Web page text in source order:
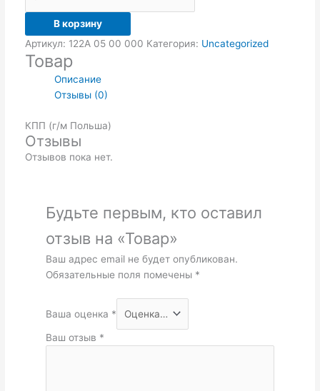
В корзину
Артикул: 122А 05 00 000 Категория: Uncategorized
Товар
Описание
Отзывы (0)
КПП (г/м Польша)
Отзывы
Отзывов пока нет.
Будьте первым, кто оставил
отзыв на «Товар»
Ваш адрес email не будет опубликован.
Обязательные поля помечены *
Ваша оценка *
Ваш отзыв *